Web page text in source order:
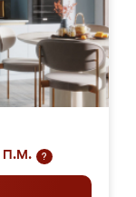
п.м.
?